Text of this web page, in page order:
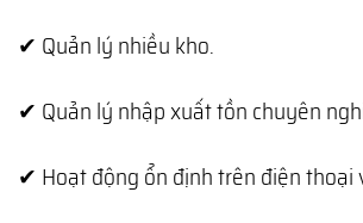
✔ Quản lý nhiều kho.
✔ Quản lý nhập xuất tồn chuyên
✔ Hoạt động ổn định trên điện thoại